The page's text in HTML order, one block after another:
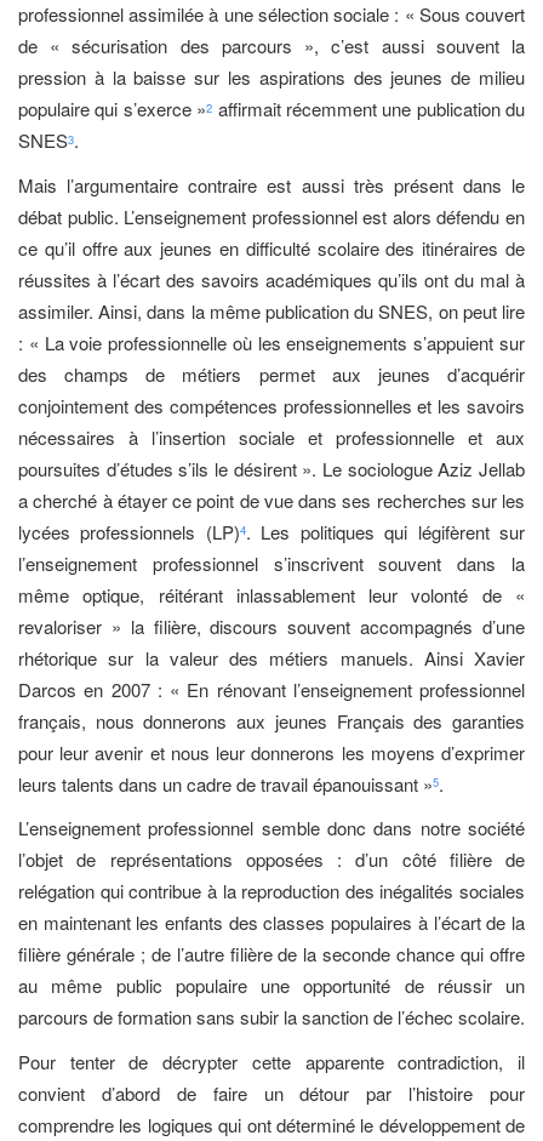
professionnel assimilée à une sélection sociale : « Sous couvert
de « sécurisation des parcours », c’est aussi souvent la
pression à la baisse sur les aspirations des jeunes de milieu
populaire qui s’exerce »2 affirmait récemment une publication du
SNES3.
Mais l’argumentaire contraire est aussi très présent dans le
débat public. L’enseignement professionnel est alors défendu en
ce qu’il offre aux jeunes en difficulté scolaire des itinéraires de
réussites à l’écart des savoirs académiques qu’ils ont du mal à
assimiler. Ainsi, dans la même publication du SNES, on peut lire
: « La voie professionnelle où les enseignements s’appuient sur
des champs de métiers permet aux jeunes d’acquérir
conjointement des compétences professionnelles et les savoirs
nécessaires à l’insertion sociale et professionnelle et aux
poursuites d’études s’ils le désirent ». Le sociologue Aziz Jellab
a cherché à étayer ce point de vue dans ses recherches sur les
lycées professionnels (LP)4. Les politiques qui légifèrent sur
l’enseignement professionnel s’inscrivent souvent dans la
même optique, réitérant inlassablement leur volonté de «
revaloriser » la filière, discours souvent accompagnés d’une
rhétorique sur la valeur des métiers manuels. Ainsi Xavier
Darcos en 2007 : « En rénovant l’enseignement professionnel
français, nous donnerons aux jeunes Français des garanties
pour leur avenir et nous leur donnerons les moyens d’exprimer
leurs talents dans un cadre de travail épanouissant »5.
L’enseignement professionnel semble donc dans notre société
l’objet de représentations opposées : d’un côté filière de
relégation qui contribue à la reproduction des inégalités sociales
en maintenant les enfants des classes populaires à l’écart de la
filière générale ; de l’autre filière de la seconde chance qui offre
au même public populaire une opportunité de réussir un
parcours de formation sans subir la sanction de l’échec scolaire.
Pour tenter de décrypter cette apparente contradiction, il
convient d’abord de faire un détour par l’histoire pour
comprendre les logiques qui ont déterminé le développement de